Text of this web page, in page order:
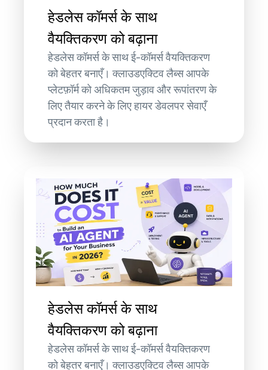
हेडलेस कॉमर्स के साथ
वैयक्तिकरण को बढ़ाना
हेडलेस कॉमर्स के साथ ई-कॉमर्स वैयक्तिकरण
को बेहतर बनाएँ। क्लाउडएक्टिव लैब्स आपके
प्लेटफ़ॉर्म को अधिकतम जुड़ाव और रूपांतरण के
लिए तैयार करने के लिए हायर डेवलपर सेवाएँ
प्रदान करता है।
हेडलेस कॉमर्स के साथ
वैयक्तिकरण को बढ़ाना
हेडलेस कॉमर्स के साथ ई-कॉमर्स वैयक्तिकरण
को बेहतर बनाएँ। क्लाउडएक्टिव लैब्स आपके